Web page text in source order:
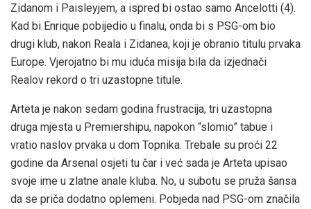
Zidanom i Paisleyjem, a ispred bi ostao samo Ancelotti (4).
Kad bi Enrique pobijedio u finalu, onda bi s PSG-om bio
drugi klub, nakon Reala i Zidanea, koji je obranio titulu prvaka
Europe. Vjerojatno bi mu iduća misija bila da izjednači
Realov rekord o tri uzastopne titule.
Arteta je nakon sedam godina frustracija, tri uzastopna
druga mjesta u Premiershipu, napokon “slomio” tabue i
vratio naslov prvaka u dom Topnika. Trebale su proći 22
godine da Arsenal osjeti tu čar i već sada je Arteta upisao
svoje ime u zlatne anale kluba. No, u subotu se pruža šansa
da se priča dodatno oplemeni. Pobjeda nad PSG-om značila